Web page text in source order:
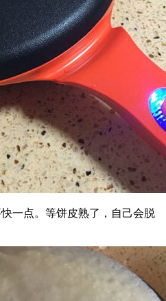
一点。等饼皮熟了，自己会脱